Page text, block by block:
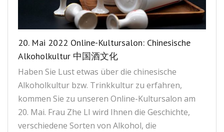
20. Mai 2022 Online-Kultursalon: Chinesische
Alkoholkultur 中国酒文化
Haben Sie Lust etwas über die chinesische
Alkoholkultur bzw. Trinkkultur zu erfahren,
kommen Sie zu unseren Online-Kultursalon am
20. Mai. Frau Zhe LI wird Ihnen die Geschichte,
verschiedene Sorten von Alkohol, die